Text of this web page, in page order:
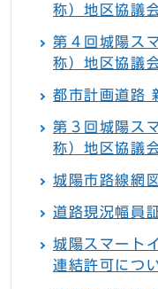
称）地区協議
第４回城陽ス
称）地区協議
都市計画道路
第３回城陽ス
称）地区協議
城陽市路線網図
道路現況幅員
城陽スマート
連結許可につ